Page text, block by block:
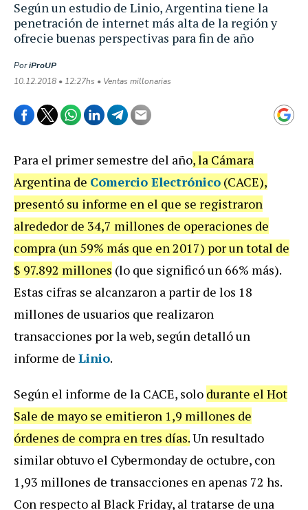
Según un estudio de Linio, Argentina tiene la
penetración de internet más alta de la región y
ofrecie buenas perspectivas para fin de año
PoriProUP
10.12.2018 • 12:27hs • Ventas millonarias
Para el primer semestre del año, la Cámara
Argentina de Comercio Electrónico (CACE),
presentó su informe en el que se registraron
alrededor de 34,7 millones de operaciones de
compra (un 59% más que en 2017) por un total de
$ 97.892 millones (lo que significó un 66% más).
Estas cifras se alcanzaron a partir de los 18
millones de usuarios que realizaron
transacciones por la web, según detalló un
informe de Linio.
Según el informe de la CACE, solo durante el Hot
Sale de mayo se emitieron 1,9 millones de
órdenes de compra en tres días.Un resultado
similar obtuvo el Cybermonday de octubre, con
1,93 millones de transacciones en apenas 72 hs.
Con respecto al Black Friday, al tratarse de una